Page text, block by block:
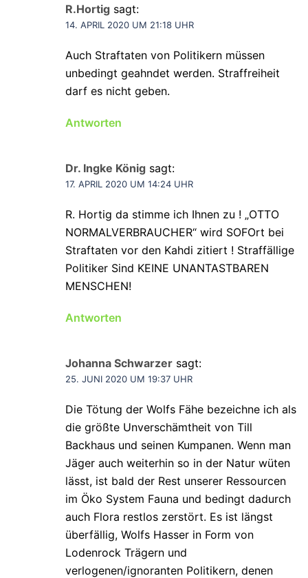
R.Hortig sagt:
14. APRIL 2020 UM 21:18 UHR
Auch Straftaten von Politikern müssen
unbedingt geahndet werden. Straffreiheit
darf es nicht geben.
Antworten
Dr. Ingke König sagt:
17. APRIL 2020 UM 14:24 UHR
R. Hortig da stimme ich Ihnen zu ! „OTTO
NORMALVERBRAUCHER“ wird SOFOrt bei
Straftaten vor den Kahdi zitiert ! Straffällige
Politiker Sind KEINE UNANTASTBAREN
MENSCHEN!
Antworten
Johanna Schwarzer sagt:
25. JUNI 2020 UM 19:37 UHR
Die Tötung der Wolfs Fähe bezeichne ich als
die größte Unverschämtheit von Till
Backhaus und seinen Kumpanen. Wenn man
Jäger auch weiterhin so in der Natur wüten
lässt, ist bald der Rest unserer Ressourcen
im Öko System Fauna und bedingt dadurch
auch Flora restlos zerstört. Es ist längst
überfällig, Wolfs Hasser in Form von
Lodenrock Trägern und
verlogenen/ignoranten Politikern, denen